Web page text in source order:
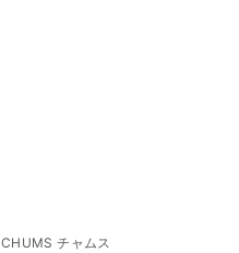
CHUMS チャムス